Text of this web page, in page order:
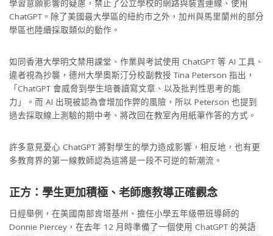
學習意願影響的疑慮，禁止了公立學校的網路與裝置連線、使用
ChatGPT。除了美國最大學區的紐約市之外，加州與馬里蘭州的部分
學區也陸續採取類似的動作。
如同香港大學明文禁用課堂、作業與考試使用 ChatGPT 等 AI 工具、
違者視為抄襲，德州大學奧斯汀分校副教授 Tina Peterson 指出，
「ChatGPT 會威脅到學生培養讀寫文章、以及批判性思考的能
力」。而 AI 出現被認為會增加作弊的風險，所以 Peterson 也提到
過去採取線上測驗的期中考、將改回在教室內用紙筆作答的方式。
許多意見憂心 ChatGPT 將對學生的學力造成影響，相反地，也有更
多教育界的第一線教師認為這將是一段不可逆的新潮流。
正方：學生更加積極、老師應教導正確觀念
日經舉例，在美國南部肯塔基州、擔任小學五年級帶班導師的
Donnie Piercey，在去年 12 月時準備了一個使用 ChatGPT 的英語